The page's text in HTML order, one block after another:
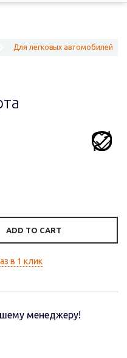
Для легковых автомобилей
ADD TO CART
в 1 клик
менеджеру!